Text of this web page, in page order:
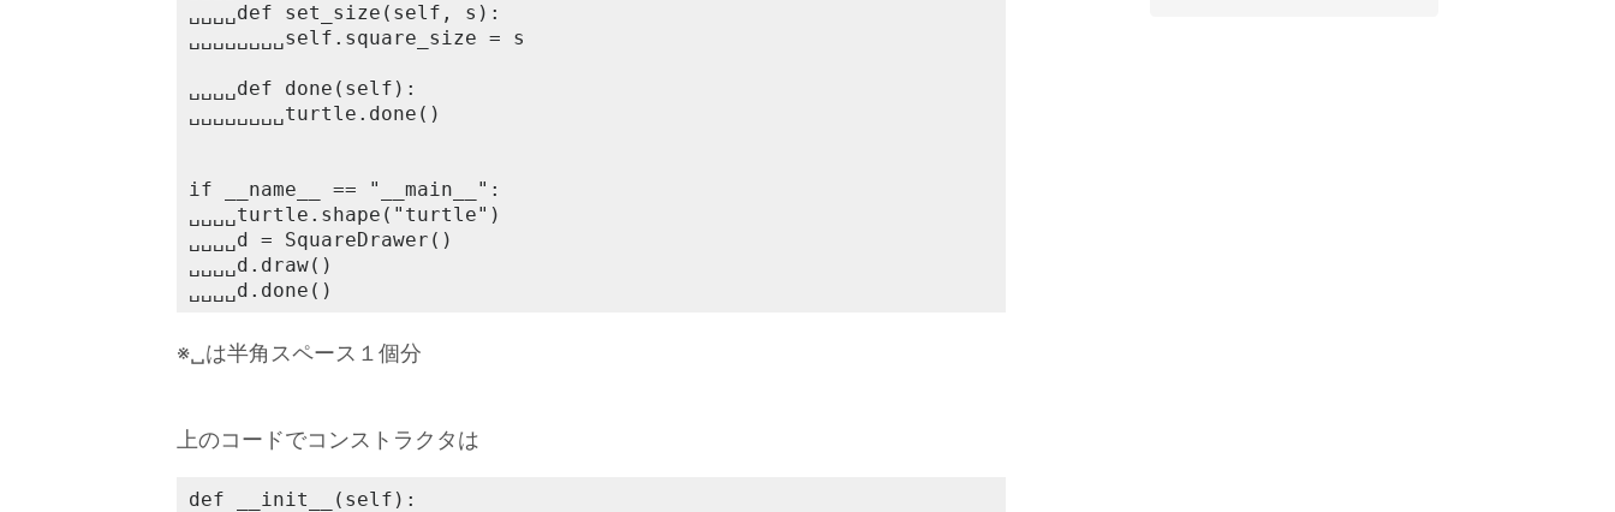
␣␣␣␣def set_size(self, s):
␣␣␣␣␣␣␣␣self.square_size = s
␣␣␣␣def done(self):
␣␣␣␣␣␣␣␣turtle.done()
if __name__ == "__main__":
␣␣␣␣turtle.shape("turtle")
␣␣␣␣d = SquareDrawer()
␣␣␣␣d.draw()
␣␣␣␣d.done()
※␣は半角スペース１個分
上のコードでコンストラクタは
def __init__(self):